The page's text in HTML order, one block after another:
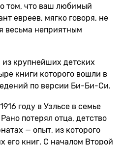
том, что ваш любимый
евреев, мягко говоря, не
весьма неприятным
крупнейших детских
книги которого вошли в
по версии Би-Би-Си.
году в Уэльсе в семье
потерял отца, детство
— опыт, из которого
его книг. С началом Второй